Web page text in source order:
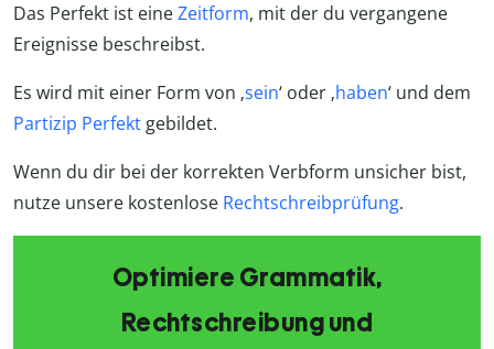
Das Perfekt ist eineZeitform, mit der du vergangene
Ereignisse beschreibst.
Es wird mit einer Form von ‚sein‘ oder ‚haben‘ und dem
Partizip Perfekt gebildet.
Wenn du dir bei der korrekten Verbform unsicher bist,
nutze unsere kostenlose Rechtschreibprüfung.
Optimiere Grammatik,
Rechtschreibung und